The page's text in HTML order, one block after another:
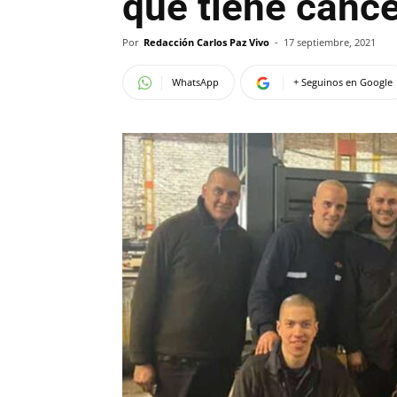
Por Redacción Carlos Paz Vivo - 17 septiembre, 2021
WhatsApp + Seguinos en Google